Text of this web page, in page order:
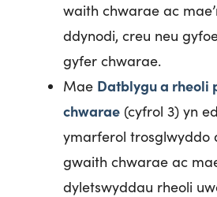
waith chwarae ac
ddynodi, creu neu
gyfer chwarae.
Mae Datblygu a rheoli
chwarae (cyfrol 3) yn
ymarferol trosglwyddo
gwaith chwarae ac
dyletswyddau rheoli